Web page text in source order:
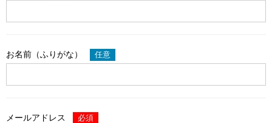
お名前（ふりがな） 任意
メールアドレス 必須